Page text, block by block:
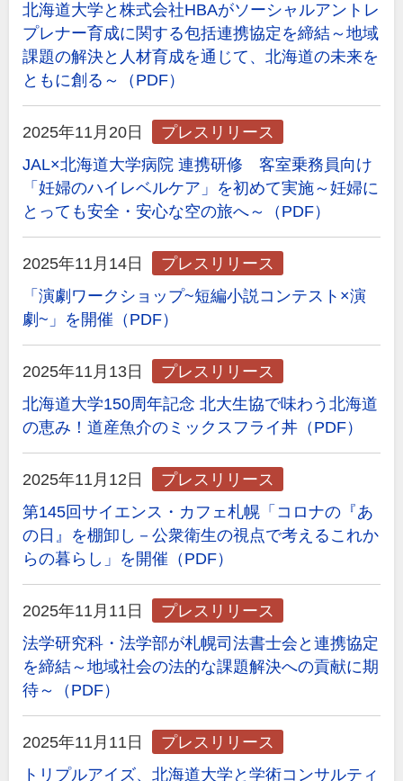
北海道大学と株式会社HBAがソーシャルアントレ
プレナー育成に関する包括連携協定を締結～地域
課題の解決と人材育成を通じて、北海道の未来を
ともに創る～（PDF）
2025年11月20日
プレスリリース
JAL×北海道大学病院 連携研修 客室乗務員向け
「妊婦のハイレベルケア」を初めて実施～妊婦に
とっても安全・安心な空の旅へ～（PDF）
2025年11月14日
プレスリリース
「演劇ワークショップ~短編小説コンテスト×演
劇~」を開催（PDF）
2025年11月13日
プレスリリース
北海道大学150周年記念 北大生協で味わう北海道
の恵み！道産魚介のミックスフライ丼（PDF）
2025年11月12日
プレスリリース
第145回サイエンス・カフェ札幌「コロナの『あ
の日』を棚卸し－公衆衛生の視点で考えるこれか
らの暮らし」を開催（PDF）
2025年11月11日
プレスリリース
法学研究科・法学部が札幌司法書士会と連携協定
を締結～地域社会の法的な課題解決への貢献に期
待～（PDF）
2025年11月11日
プレスリリース
トリプルアイズ、北海道大学と学術コンサルティ